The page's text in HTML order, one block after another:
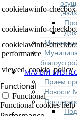
МАЛЫЙ
Прием
Новости
cookielawinfo-
cookielawinfo-
cookielawinfo-
performance
viewed_cookie_policy
Functional
Functional
Functional cookies